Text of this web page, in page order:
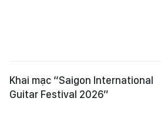
Khai mạc “Saigon International
Guitar Festival 2026”